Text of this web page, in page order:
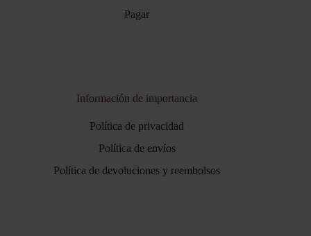
Pagar
Información de importancia
Política de privacidad
Política de envíos
Política de devoluciones y reembolsos